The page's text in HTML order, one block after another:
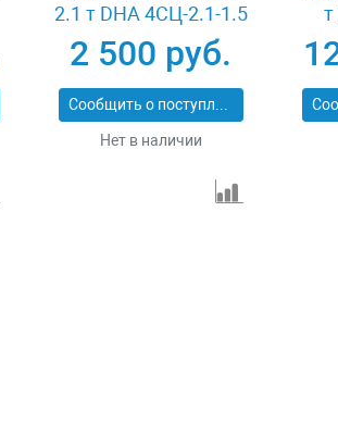
2.1 т DHA 4СЦ-2.1-1.5
2 500 руб.
Сообщить о поступлении
Нет в наличии